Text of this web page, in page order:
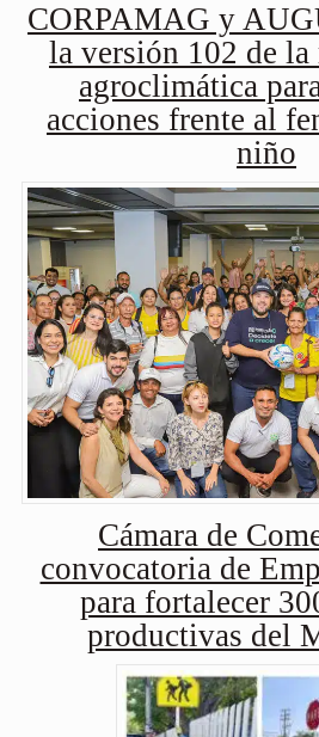
CORPAMAG y
la versión 102 de la
agroclimática
acciones frente al
niño
Cámara de
convocatoria de
para fortalecer
productivas del